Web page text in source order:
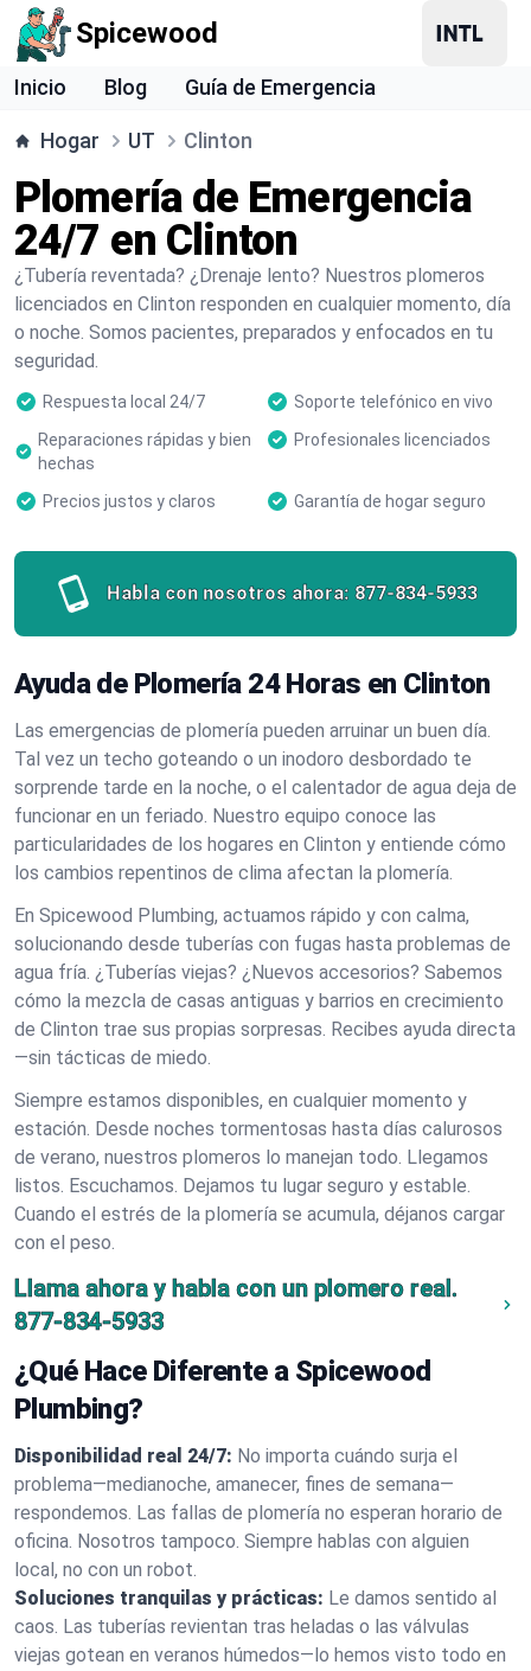
Spicewood
Inicio Blog Guía de Emergencia
Hogar UT Clinton
Plomería de Emergencia
24/7 en Clinton
¿Tubería reventada? ¿Drenaje lento? Nuestros plomeros
licenciados en Clinton responden en cualquier momento, día
o noche. Somos pacientes, preparados y enfocados en tu
seguridad.
Respuesta local 24/7
Soporte telefónico en vivo
Reparaciones rápidas y bien
hechas
Profesionales licenciados
Precios justos y claros Garantía de hogar seguro
Habla con nosotros ahora: 877-834-5933
Ayuda de Plomería 24 Horas en Clinton
Las emergencias de plomería pueden arruinar un buen día.
Tal vez un techo goteando o un inodoro desbordado te
sorprende tarde en la noche, o el calentador de agua deja de
funcionar en un feriado. Nuestro equipo conoce las
particularidades de los hogares en Clinton y entiende cómo
los cambios repentinos de clima afectan la plomería.
En Spicewood Plumbing, actuamos rápido y con calma,
solucionando desde tuberías con fugas hasta problemas de
agua fría. ¿Tuberías viejas? ¿Nuevos accesorios? Sabemos
cómo la mezcla de casas antiguas y barrios en crecimiento
de Clinton trae sus propias sorpresas. Recibes ayuda directa
—sin tácticas de miedo.
Siempre estamos disponibles, en cualquier momento y
estación. Desde noches tormentosas hasta días calurosos
de verano, nuestros plomeros lo manejan todo. Llegamos
listos. Escuchamos. Dejamos tu lugar seguro y estable.
Cuando el estrés de la plomería se acumula, déjanos cargar
con el peso.
Llama ahora y habla con un plomero real.
877-834-5933
¿Qué Hace Diferente a Spicewood
Plumbing?
Disponibilidad real 24/7: No importa cuándo surja el
problema—medianoche, amanecer, fines de semana—
respondemos. Las fallas de plomería no esperan horario de
oficina. Nosotros tampoco. Siempre hablas con alguien
local, no con un robot.
Soluciones tranquilas y prácticas: Le damos sentido al
caos. Las tuberías revientan tras heladas o las válvulas
viejas gotean en veranos húmedos—lo hemos visto todo en